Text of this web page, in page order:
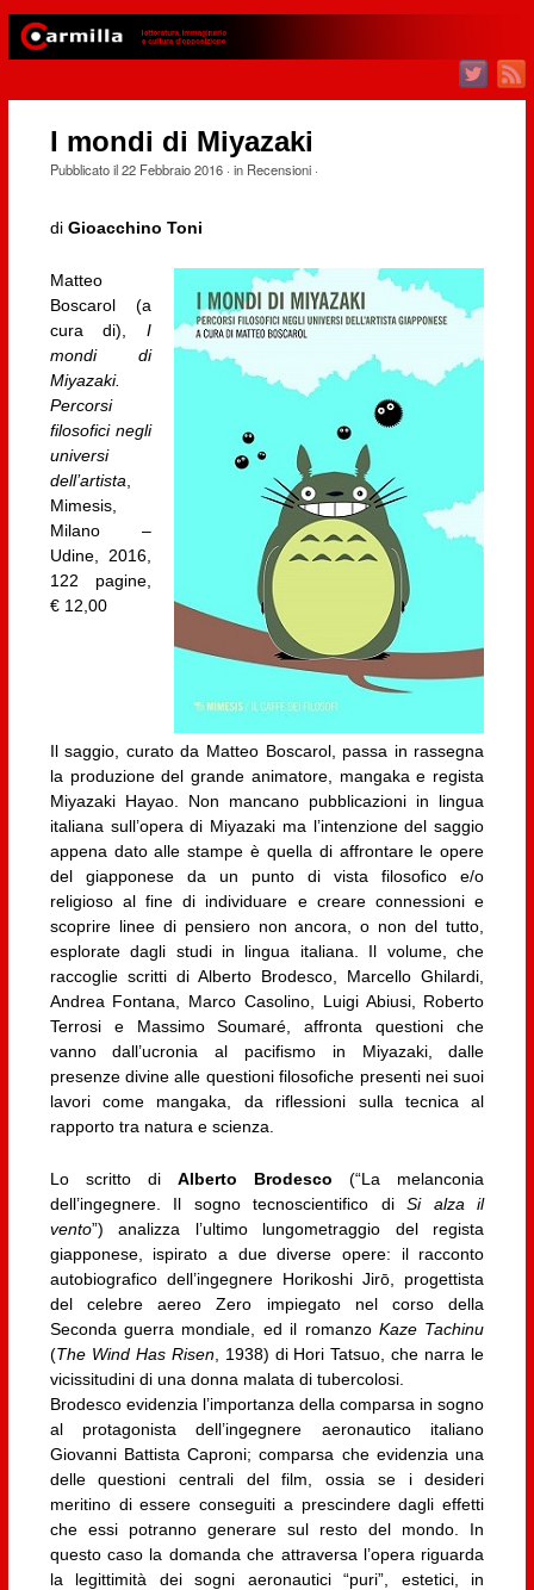
I mondi di Miyazaki
Pubblicato il22 Febbraio 2016· in Recensioni·
di Gioacchino Toni
Matteo
Boscarol (a
cura di), I
mondi di
Miyazaki.
Percorsi
filosofici negli
universi
dell’artista
Mimesis,
Milano –
Udine, 2016,
122 pagine,
€ 12,00
Il saggio, curato da Matteo Boscarol, passa in rassegna
la produzione del grande animatore, mangaka e regista
Miyazaki Hayao. Non mancano pubblicazioni in lingua
italiana sull’opera di Miyazaki ma l’intenzione del saggio
appena dato alle stampe è quella di affrontare le opere
del giapponese da un punto di vista filosofico e/o
religioso al fine di individuare e creare connessioni e
scoprire linee di pensiero non ancora, o non del tutto,
esplorate dagli studi in lingua italiana. Il volume, che
raccoglie scritti di Alberto Brodesco, Marcello Ghilardi,
Andrea Fontana, Marco Casolino, Luigi Abiusi, Roberto
Terrosi e Massimo Soumaré, affronta questioni che
vanno dall’ucronia al pacifismo in Miyazaki, dalle
presenze divine alle questioni filosofiche presenti nei suoi
lavori come mangaka, da riflessioni sulla tecnica al
rapporto tra natura e scienza.
Lo scritto di Alberto Brodesco (“La melanconia
dell’ingegnere. Il sogno tecnoscientifico diSi alza il
vento”) analizza l’ultimo lungometraggio del regista
giapponese, ispirato a due diverse opere: il racconto
autobiografico dell’ingegnere Horikoshi Jirō, progettista
del celebre aereo Zero impiegato nel corso della
Seconda guerra mondiale, ed il romanzo Kaze Tachinu
(The Wind Has Risen, 1938) di Hori Tatsuo, che narra le
vicissitudini di una donna malata di tubercolosi.
Brodesco evidenzia l’importanza della comparsa in sogno
al protagonista dell’ingegnere aeronautico italiano
Giovanni Battista Caproni; comparsa che evidenzia una
delle questioni centrali del film, ossia se i desideri
meritino di essere conseguiti a prescindere dagli effetti
che essi potranno generare sul resto del mondo. In
questo caso la domanda che attraversa l’opera riguarda
la legittimità dei sogni aeronautici “puri”, estetici, in